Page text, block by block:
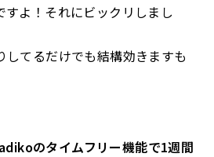
すよ！それにビックリしまし
てるだけでも結構効きますも
のタイムフリー機能で1週間